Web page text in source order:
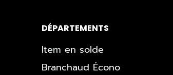
DÉPARTEMENTS
Item en solde
Branchaud Écono